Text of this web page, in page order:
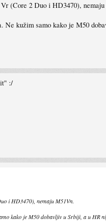
(Core 2 Duo i HD3470),
kužim samo kako je M50
:/
i HD3470), nemaju M51Vn.
kako je M50 dobavljiv u Srbiji, a u HR